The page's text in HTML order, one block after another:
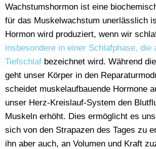
Wachstumshormon ist eine
für das Muskelwachstum unerlässlich
Hormon wird produziert, wenn wir
insbesondere in einer Schlafphase, die
Tiefschlaf bezeichnet wird. Während
geht unser Körper in den
scheidet muskelaufbauende Hormone
unser Herz-Kreislauf-System den
Muskeln erhöht. Dies ermöglicht es
sich von den Strapazen des Tages zu
ihn aber auch, an Volumen und Kraft